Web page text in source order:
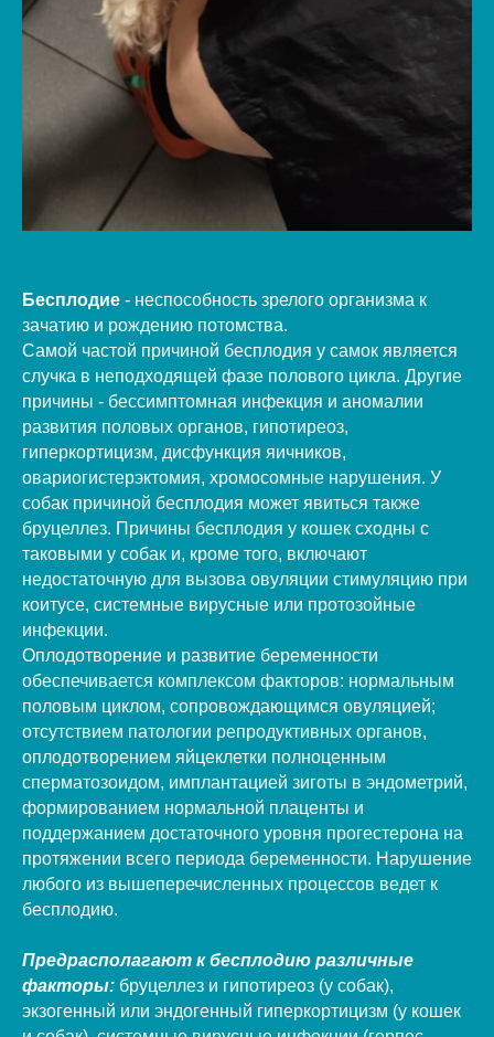
Бесплодие - неспособность зрелого организма к
зачатию и рождению потомства.
Самой частой причиной бесплодия у самок является
случка в неподходящей фазе полового цикла. Другие
причины - бессимптомная инфекция и аномалии
развития половых органов, гипотиреоз,
гиперкортицизм, дисфункция яичников,
овариогистерэктомия, хромосомные нарушения. У
собак причиной бесплодия может явиться также
бруцеллез. Причины бесплодия у кошек сходны с
таковыми у собак и, кроме того, включают
недостаточную для вызова овуляции стимуляцию при
коитусе, системные вирусные или протозойные
инфекции.
Оплодотворение и развитие беременности
обеспечивается комплексом факторов: нормальным
половым циклом, сопровождающимся овуляцией;
отсутствием патологии репродуктивных органов,
оплодотворением яйцеклетки полноценным
сперматозоидом, имплантацией зиготы в эндометрий,
формированием нормальной плаценты и
поддержанием достаточного уровня прогестерона на
протяжении всего периода беременности. Нарушение
любого из вышеперечисленных процессов ведет к
бесплодию.
Предрасполагают к бесплодию различные
факторы: бруцеллез и гипотиреоз (у собак),
экзогенный или эндогенный гиперкортицизм (у кошек